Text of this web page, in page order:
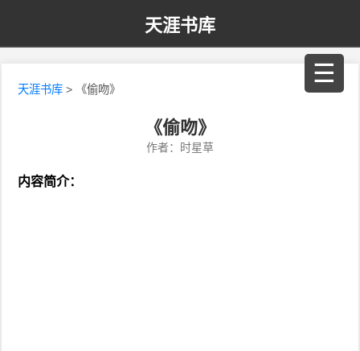
天涯书库
☰
天涯书库 > 《偷吻》
《偷吻》
作者：时星草
内容简介：